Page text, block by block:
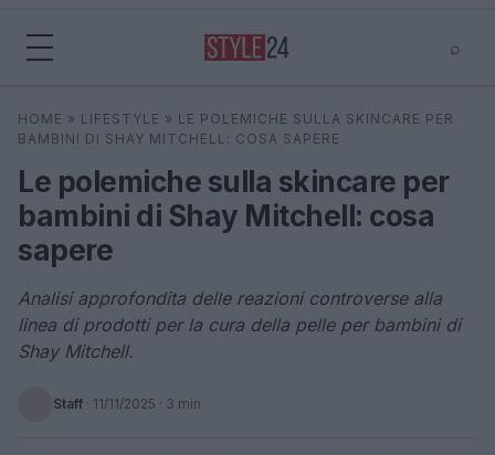
⌕
Cerca ⌕ ×
HOME » LIFESTYLE » LE POLEMICHE SULLA SKINCARE PER
BAMBINI DI SHAY MITCHELL: COSA SAPERE
Le polemiche sulla skincare per
bambini di Shay Mitchell: cosa
sapere
Analisi approfondita delle reazioni controverse alla
linea di prodotti per la cura della pelle per bambini di
Shay Mitchell.
Staff · 11/11/2025 · 3 min